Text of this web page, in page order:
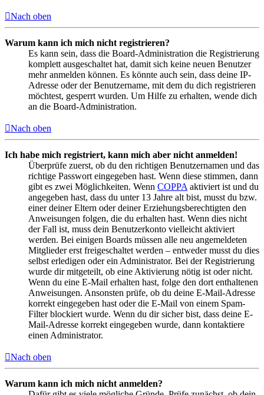
Nach oben
Warum kann ich mich nicht registrieren?
Es kann sein, dass die Board-Administration die Registrierung
komplett ausgeschaltet hat, damit sich keine neuen Benutzer
mehr anmelden können. Es könnte auch sein, dass deine IP-
Adresse oder der Benutzername, mit dem du dich registrieren
möchtest, gesperrt wurden. Um Hilfe zu erhalten, wende dich
an die Board-Administration.
Nach oben
Ich habe mich registriert, kann mich aber nicht anmelden!
Überprüfe zuerst, ob du den richtigen Benutzernamen und das
richtige Passwort eingegeben hast. Wenn diese stimmen, dann
gibt es zwei Möglichkeiten. Wenn COPPA aktiviert ist und du
angegeben hast, dass du unter 13 Jahre alt bist, musst du bzw.
einer deiner Eltern oder deiner Erziehungsberechtigten den
Anweisungen folgen, die du erhalten hast. Wenn dies nicht
der Fall ist, muss dein Benutzerkonto vielleicht aktiviert
werden. Bei einigen Boards müssen alle neu angemeldeten
Mitglieder erst freigeschaltet werden – entweder musst du dies
selbst erledigen oder ein Administrator. Bei der Registrierung
wurde dir mitgeteilt, ob eine Aktivierung nötig ist oder nicht.
Wenn du eine E-Mail erhalten hast, folge den dort enthaltenen
Anweisungen. Ansonsten prüfe, ob du deine E-Mail-Adresse
korrekt eingegeben hast oder die E-Mail von einem Spam-
Filter blockiert wurde. Wenn du dir sicher bist, dass deine E-
Mail-Adresse korrekt eingegeben wurde, dann kontaktiere
einen Administrator.
Nach oben
Warum kann ich mich nicht anmelden?